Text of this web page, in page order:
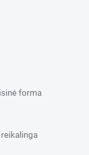
forma